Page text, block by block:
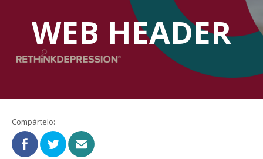
WEB HEADER
Compártelo: